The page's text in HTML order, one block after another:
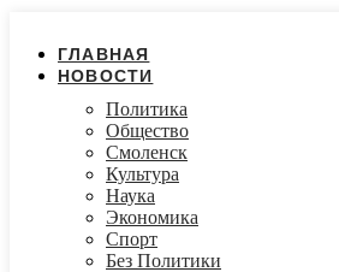
ГЛАВНАЯ
НОВОСТИ
Политика
Общество
Смоленск
Культура
Наука
Экономика
Спорт
Без Политики